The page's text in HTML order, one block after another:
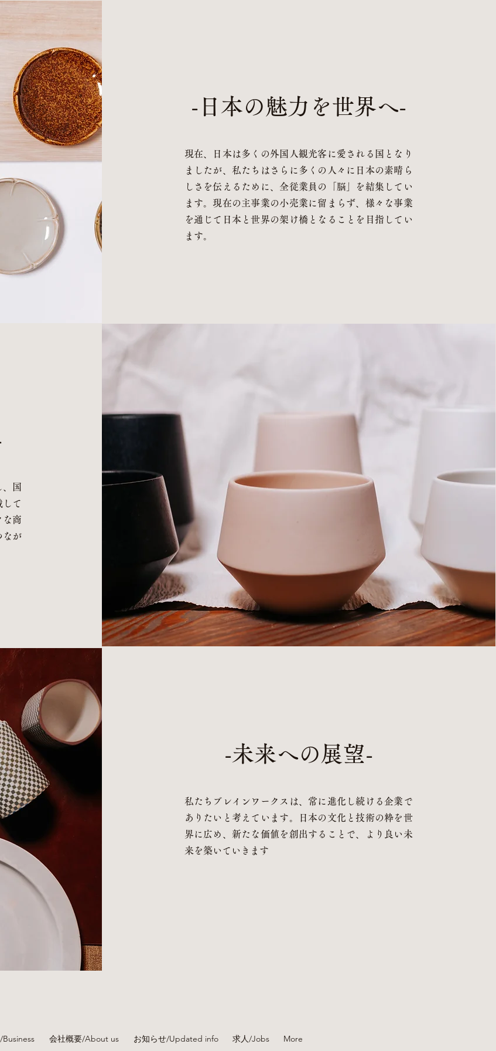
-日本の魅力を世界へ-
現在、日本は多くの外国人観光客に愛される国となり
ましたが、私たちはさらに多くの人々に日本の素晴ら
しさを伝えるために、全従業員の「脳」を結集してい
ます。現在の主事業の小売業に留まらず、様々な事業
を通じて日本と世界の架け橋となることを目指してい
ます。
、国
て
な商
なが
-未来への展望-
私たちブレインワークスは、常に進化し続ける企業で
ありたいと考えています。日本の文化と技術の粋を世
界に広め、新たな価値を創出することで、より良い未
来を築いていきます
会社概要/About us お知らせ/Updated info 求人/Jobs More